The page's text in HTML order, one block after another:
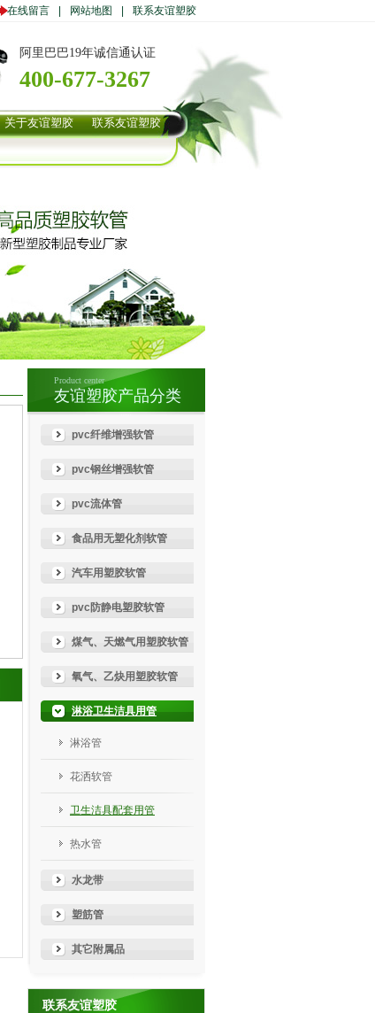
在线留言 网站地图 联系友谊塑胶
阿里巴巴19年诚信通认证
400-677-3267
关于友谊塑胶 联系友谊塑胶
Product center
友谊塑胶产品分类
pvc纤维增强软管
pvc钢丝增强软管
pvc流体管
食品用无塑化剂软管
汽车用塑胶软管
pvc防静电塑胶软管
煤气、天燃气用塑胶软管
氧气、乙炔用塑胶软管
淋浴卫生洁具用管
淋浴管
花洒软管
卫生洁具配套用管
热水管
水龙带
塑筋管
其它附属品
联系友谊塑胶